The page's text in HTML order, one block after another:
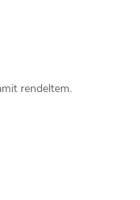
rendeltem.